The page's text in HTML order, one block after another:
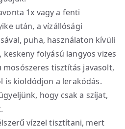
1x vagy a fenti
után, a vízállósági
puha, használaton kívüli
folyású langyos vizes
tisztítás javasolt,
is kioldódjon a lerakódás.
hogy csak a szíjat,
vízzel tisztítani, mert